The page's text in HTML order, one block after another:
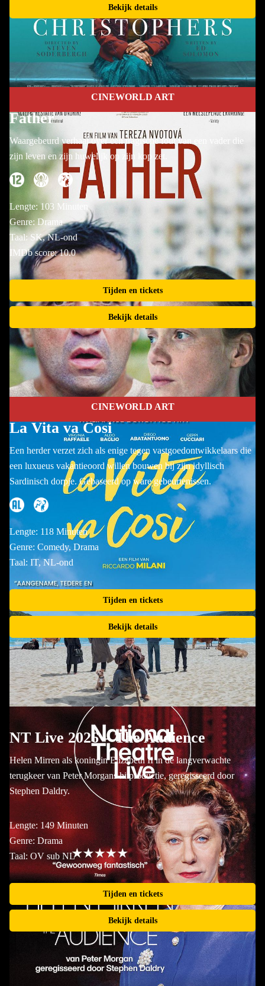
Bekijk details
CINEWORLD ART
Father
Waargebeurd verhaal over een tragische fout van een vader die
zijn leven en zijn huwelijk op zijn kop zet.
Lengte: 103 Minuten
Genre: Drama
Taal: SK, NL-ond
IMDb score: 10.0
Tijden en tickets
Bekijk details
CINEWORLD ART
La Vita va Cosi
Een herder verzet zich als enige tegen vastgoedontwikkelaars die
een luxueus vakantieoord willen bouwen bij zijn idyllisch
Sardinisch dorpje. Gebaseerd op ware gebeurtenissen.
Lengte: 118 Minuten
Genre: Comedy, Drama
Taal: IT, NL-ond
Tijden en tickets
Bekijk details
NT Live 2026 – The Audience
Helen Mirren als koningin Elizabeth II in de langverwachte
terugkeer van Peter Morgans hitproductie, geregisseerd door
Stephen Daldry.
Lengte: 149 Minuten
Genre: Drama
Taal: OV sub NL
Tijden en tickets
Bekijk details